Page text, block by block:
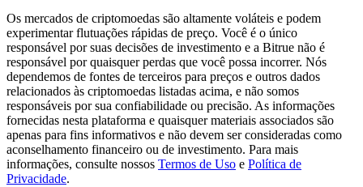
Guia
Guia para iniciantes em futuros
Os mercados de criptomoedas são altamente voláteis e podem
experimentar flutuações rápidas de preço. Você é o único
responsável por suas decisões de investimento e a Bitrue não é
responsável por quaisquer perdas que você possa incorrer. Nós
dependemos de fontes de terceiros para preços e outros dados
relacionados às criptomoedas listadas acima, e não somos
responsáveis por sua confiabilidade ou precisão. As informações
fornecidas nesta plataforma e quaisquer materiais associados são
apenas para fins informativos e não devem ser consideradas como
aconselhamento financeiro ou de investimento. Para mais
informações, consulte nossos Termos de Uso e Política de
Privacidade.